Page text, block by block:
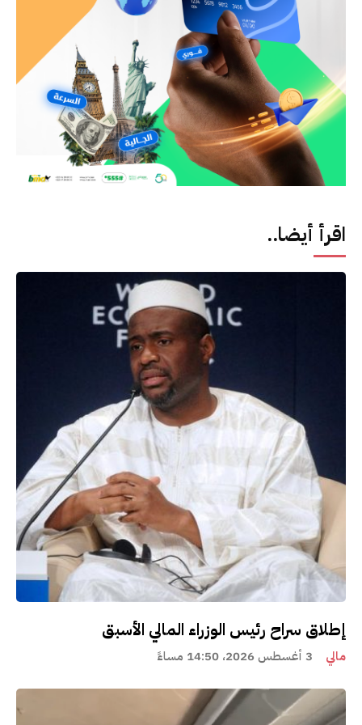
اقرأ أيضا..
إطلاق سراح رئيس الوزراء المالي الأسبق
مالي 3 أغسطس 2026، 14:50 مساءً